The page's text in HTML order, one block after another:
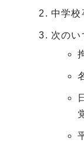
中学校
次のい